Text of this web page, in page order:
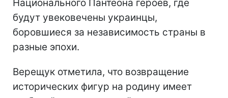
Национального Пантеона героев, где
будут увековечены украинцы,
боровшиеся за независимость страны в
разные эпохи.
Верещук отметила, что возвращение
исторических фигур на родину имеет